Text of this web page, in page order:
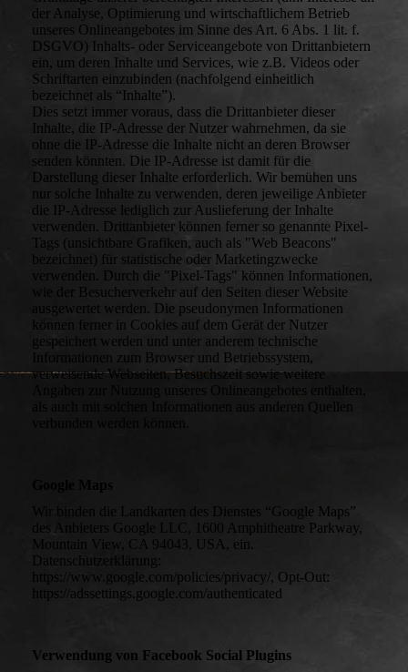
der Analyse, Optimierung und wirtschaftlichem Betrieb
unseres Onlineangebotes im Sinne des Art. 6 Abs. 1 lit. f.
DSGVO) Inhalts- oder Serviceangebote von Drittanbietern
ein, um deren Inhalte und Services, wie z.B. Videos oder
Schriftarten einzubinden (nachfolgend einheitlich
bezeichnet als “Inhalte”).
Dies setzt immer voraus, dass die Drittanbieter dieser
Inhalte, die IP-Adresse der Nutzer wahrnehmen, da sie
ohne die IP-Adresse die Inhalte nicht an deren Browser
senden könnten. Die IP-Adresse ist damit für die
Darstellung dieser Inhalte erforderlich. Wir bemühen uns
nur solche Inhalte zu verwenden, deren jeweilige Anbieter
die IP-Adresse lediglich zur Auslieferung der Inhalte
verwenden. Drittanbieter können ferner so genannte Pixel-
Tags (unsichtbare Grafiken, auch als "Web Beacons"
bezeichnet) für statistische oder Marketingzwecke
verwenden. Durch die "Pixel-Tags" können Informationen,
wie der Besucherverkehr auf den Seiten dieser Website
ausgewertet werden. Die pseudonymen Informationen
können ferner in Cookies auf dem Gerät der Nutzer
gespeichert werden und unter anderem technische
Informationen zum Browser und Betriebssystem,
verweisende Webseiten, Besuchszeit sowie weitere
Angaben zur Nutzung unseres Onlineangebotes enthalten,
als auch mit solchen Informationen aus anderen Quellen
Google Maps
Wir binden die Landkarten des Dienstes “Google Maps”
des Anbieters Google LLC, 1600 Amphitheatre Parkway,
Mountain View, CA 94043, USA, ein.
Datenschutzerklärung:
https://www.google.com/policies/privacy/, Opt-Out:
https://adssettings.google.com/authenticated
Verwendung von Facebook Social Plugins